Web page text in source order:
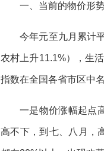
一、当前的物价形
今年元至九月累计
农村上升11.1%），生
指数在全国各省市区中
一是物价涨幅起点
高不下，到七、八月，